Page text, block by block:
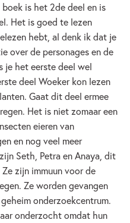
is het 2de deel en is
Het is goed te lezen
hebt, al denk ik dat je
over de personages en de
je het eerste deel wel
deel Woeker kon lezen
Gaat dit deel ermee
Het is niet zomaar een
eieren van
en nog veel meer
Seth, Petra en Anaya, dit
zijn immuun voor de
Ze worden gevangen
onderzoekcentrum.
onderzocht omdat hun